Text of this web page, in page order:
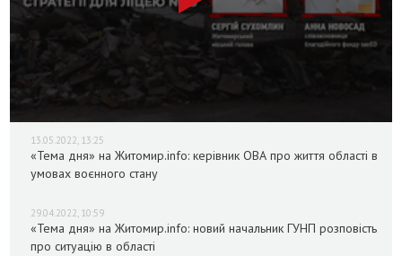
13.05.2022, 13:25
«Тема дня» на Житомир.info: керівник ОВА про життя області в
умовах воєнного стану
29.04.2022, 10:59
«Тема дня» на Житомир.info: новий начальник ГУНП розповість
про ситуацію в області